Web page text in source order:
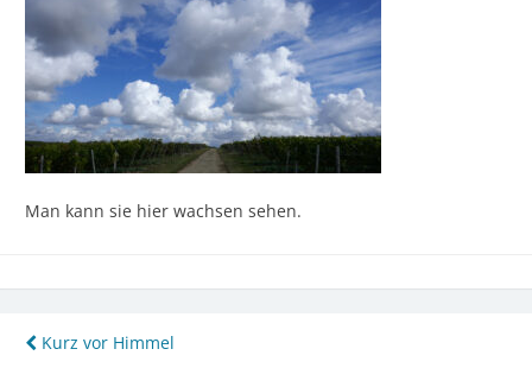
Man kann sie hier wachsen sehen.
Beitragsnavigation
Kurz vor Himmel